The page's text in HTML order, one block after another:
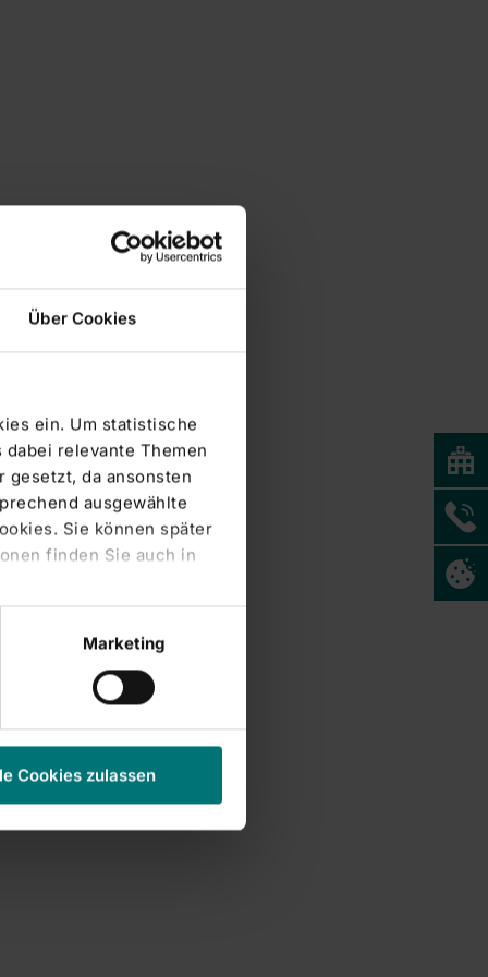
Über Cookies
ein. Um statistische
relevante Themen
gesetzt, da ansonsten
ausgewählte
Sie können später
finden Sie auch in
Marketing
Cookies zulassen